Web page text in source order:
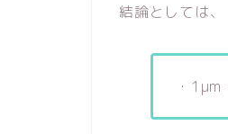
結論としては、
・